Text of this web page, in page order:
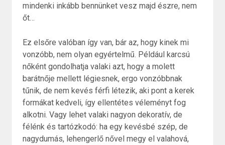
mindenki inkább bennünket vesz majd észre, nem
őt…
Ez elsőre valóban így van, bár az, hogy kinek mi
vonzóbb, nem olyan egyértelmű. Például karcsú
nőként gondolhatja valaki azt, hogy a molett
barátnője mellett légiesnek, ergo vonzóbbnak
tűnik, de nem kevés férfi létezik, aki pont a kerek
formákat kedveli, így ellentétes véleményt fog
alkotni. Vagy lehet valaki nagyon dekoratív, de
félénk és tartózkodó: ha egy kevésbé szép, de
nagydumás, lehengerlő nővel megy el valahová,